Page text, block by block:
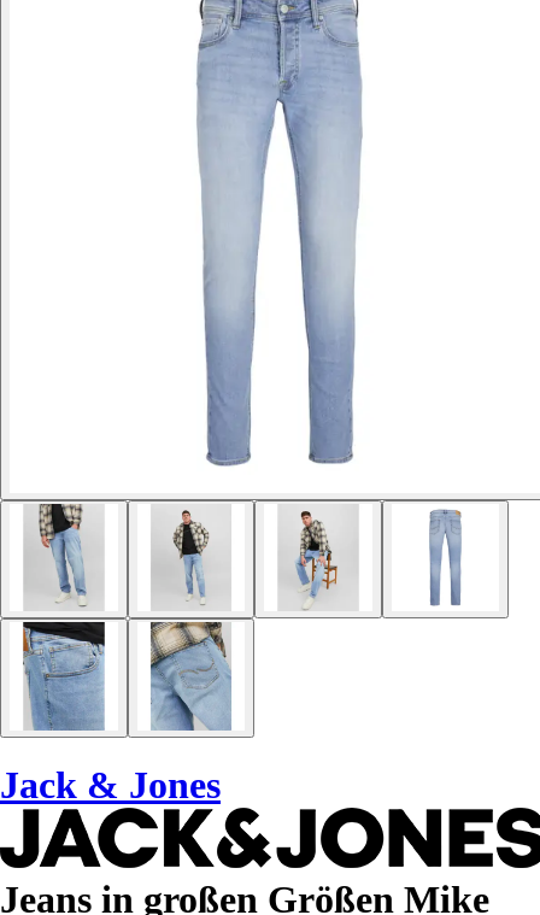
Jack & Jones
Jeans in großen Größen Mike